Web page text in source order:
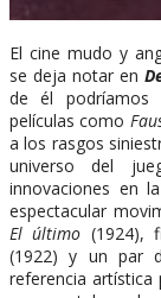
El cine mudo y
se deja notar en
de él podríamos
películas como
a los rasgos
universo del
innovaciones en
espectacular
El último (1924),
(1922) y un par
referencia artística